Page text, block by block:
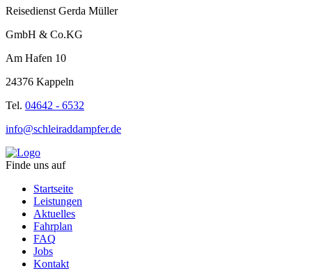
Reisedienst Gerda Müller
GmbH & Co.KG
Am Hafen 10
24376 Kappeln
Tel. 04642 - 6532
info@schleiraddampfer.de
Finde uns auf
Startseite
Leistungen
Aktuelles
Fahrplan
FAQ
Jobs
Kontakt